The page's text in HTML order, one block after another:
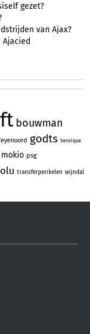
gezet?
van Ajax?
Ajacied
bouwman
godts henrique
mokio psg
transferperikelen wijndal